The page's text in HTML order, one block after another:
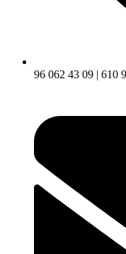
96 062 43 09 | 610